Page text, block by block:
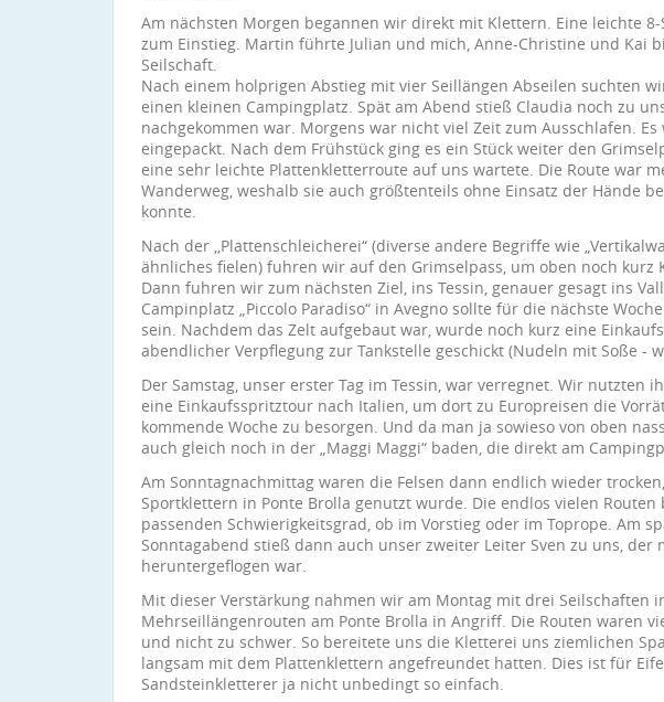
Am nächsten Morgen begannen wir direkt mit Klettern. Eine leichte
zum Einstieg. Martin führte Julian und mich, Anne-Christine und Kai
Seilschaft.
Nach einem holprigen Abstieg mit vier Seillängen Abseilen suchten
einen kleinen Campingplatz. Spät am Abend stieß Claudia noch zu
nachgekommen war. Morgens war nicht viel Zeit zum Ausschlafen.
eingepackt. Nach dem Frühstück ging es ein Stück weiter den
eine sehr leichte Plattenkletterroute auf uns wartete. Die Route war
Wanderweg, weshalb sie auch größtenteils ohne Einsatz der Hände
konnte.
Nach der ,,Plattenschleicherei“ (diverse andere Begriffe wie
ähnliches fielen) fuhren wir auf den Grimselpass, um oben noch kurz
Dann fuhren wir zum nächsten Ziel, ins Tessin, genauer gesagt ins
Campinplatz „Piccolo Paradiso“ in Avegno sollte für die nächste
sein. Nachdem das Zelt aufgebaut war, wurde noch kurz eine
abendlicher Verpflegung zur Tankstelle geschickt (Nudeln mit Soße -
Der Samstag, unser erster Tag im Tessin, war verregnet. Wir nutzten
eine Einkaufsspritztour nach Italien, um dort zu Europreisen die
kommende Woche zu besorgen. Und da man ja sowieso von oben
auch gleich noch in der „Maggi Maggi“ baden, die direkt am
Am Sonntagnachmittag waren die Felsen dann endlich wieder
Sportklettern in Ponte Brolla genutzt wurde. Die endlos vielen
passenden Schwierigkeitsgrad, ob im Vorstieg oder im Toprope. Am
Sonntagabend stieß dann auch unser zweiter Leiter Sven zu uns, der
heruntergeflogen war.
Mit dieser Verstärkung nahmen wir am Montag mit drei Seilschaften
Mehrseillängenrouten am Ponte Brolla in Angriff. Die Routen waren
und nicht zu schwer. So bereitete uns die Kletterei uns ziemlichen
langsam mit dem Plattenklettern angefreundet hatten. Dies ist für
Sandsteinkletterer ja nicht unbedingt so einfach.